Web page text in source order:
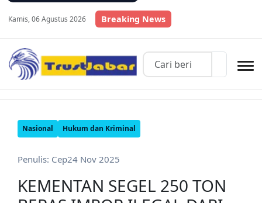
Kamis, 06 Agustus 2026 Breaking News
Nasional Hukum dan Kriminal
Penulis: Cep24 Nov 2025
KEMENTAN SEGEL 250 TON